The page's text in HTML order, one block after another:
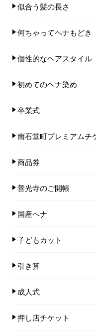
似合う髪の長さ
何ちゃってヘナもどき
個性的なヘアスタイル
初めてのヘナ染め
卒業式
南石堂町プレミアムチ
商品券
善光寺のご開帳
国産ヘナ
子どもカット
引き算
成人式
押し店チケット